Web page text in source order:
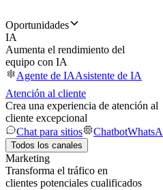
Oportunidades
IA
Aumenta el rendimiento del
equipo con IA
Agente de IAAsistente de IA
Atención al cliente
Crea una experiencia de atención al
cliente excepcional
Chat para sitios
Chatbot
Todos los canales
Marketing
Transforma el tráfico en
clientes potenciales cualificados